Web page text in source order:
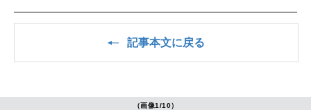
記事本文に戻る
（画像1/10）